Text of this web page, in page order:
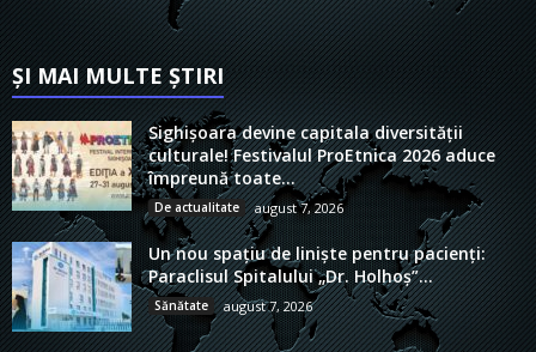
ȘI MAI MULTE ȘTIRI
Sighișoara devine capitala diversității
culturale! Festivalul ProEtnica 2026 aduce
împreună toate...
De actualitate august 7, 2026
Un nou spațiu de liniște pentru pacienți:
Paraclisul Spitalului „Dr. Holhoș”...
Sănătate august 7, 2026